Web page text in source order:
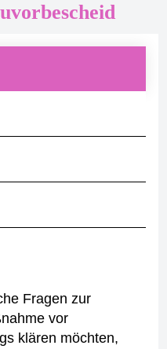
Fragen zur
vor
klären möchten,